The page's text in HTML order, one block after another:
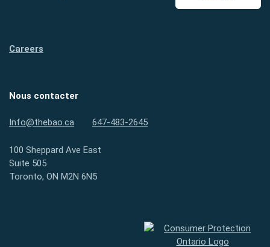
Careers
Nous contacter
Info@thebao.ca 647-483-2645
100 Sheppard Ave East
Suite 505
Toronto, ON M2N 6N5
Protection des